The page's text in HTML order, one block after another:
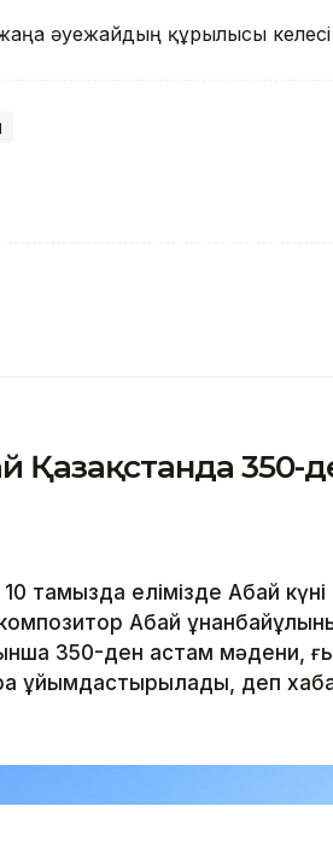
әуежайдың құрылысы
Қазақстанда 350-
тамызда елімізде Абай
Абай
350-ден астам мәдени,
ұйымдастырылады, деп